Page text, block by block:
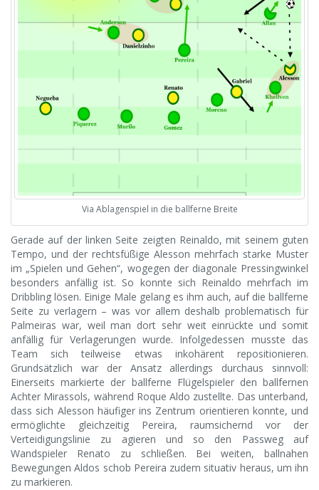
Via Ablagenspiel in die ballferne Breite
Gerade auf der linken Seite zeigten Reinaldo, mit seinem guten
Tempo, und der rechtsfüßige Alesson mehrfach starke Muster
im „Spielen und Gehen“, wogegen der diagonale Pressingwinkel
besonders anfällig ist. So konnte sich Reinaldo mehrfach im
Dribbling lösen. Einige Male gelang es ihm auch, auf die ballferne
Seite zu verlagern – was vor allem deshalb problematisch für
Palmeiras war, weil man dort sehr weit einrückte und somit
anfällig für Verlagerungen wurde. Infolgedessen musste das
Team sich teilweise etwas inkohärent repositionieren.
Grundsätzlich war der Ansatz allerdings durchaus sinnvoll:
Einerseits markierte der ballferne Flügelspieler den ballfernen
Achter Mirassols, während Roque Aldo zustellte. Das unterband,
dass sich Alesson häufiger ins Zentrum orientieren konnte, und
ermöglichte gleichzeitig Pereira, raumsichernd vor der
Verteidigungslinie zu agieren und so den Passweg auf
Wandspieler Renato zu schließen. Bei weiten, ballnahen
Bewegungen Aldos schob Pereira zudem situativ heraus, um ihn
zu markieren.